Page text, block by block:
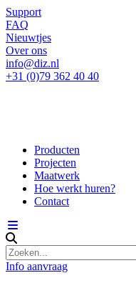
Support
FAQ
Nieuwtjes
Over ons
info@diz.nl
+31 (0)79 362 40 40
Producten
Projecten
Maatwerk
Hoe werkt huren?
Contact
Info aanvraag